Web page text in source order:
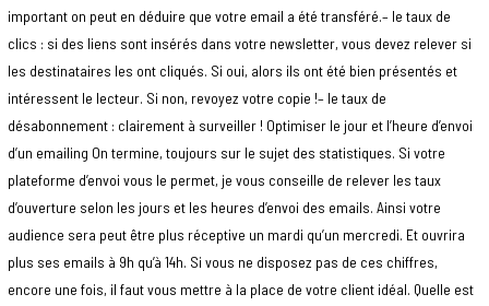
important on peut en déduire que votre email a été transféré.– le taux de
clics : si des liens sont insérés dans votre newsletter, vous devez relever si
les destinataires les ont cliqués. Si oui, alors ils ont été bien présentés et
intéressent le lecteur. Si non, revoyez votre copie !– le taux de
désabonnement : clairement à surveiller ! Optimiser le jour et l’heure d’envoi
d’un emailing On termine, toujours sur le sujet des statistiques. Si votre
plateforme d’envoi vous le permet, je vous conseille de relever les taux
d’ouverture selon les jours et les heures d’envoi des emails. Ainsi votre
audience sera peut être plus réceptive un mardi qu’un mercredi. Et ouvrira
plus ses emails à 9h qu’à 14h. Si vous ne disposez pas de ces chiffres,
encore une fois, il faut vous mettre à la place de votre client idéal. Quelle est